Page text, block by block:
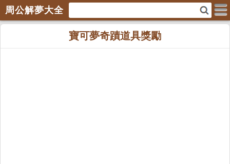
周公解夢大全
寶可夢奇蹟道具獎勵